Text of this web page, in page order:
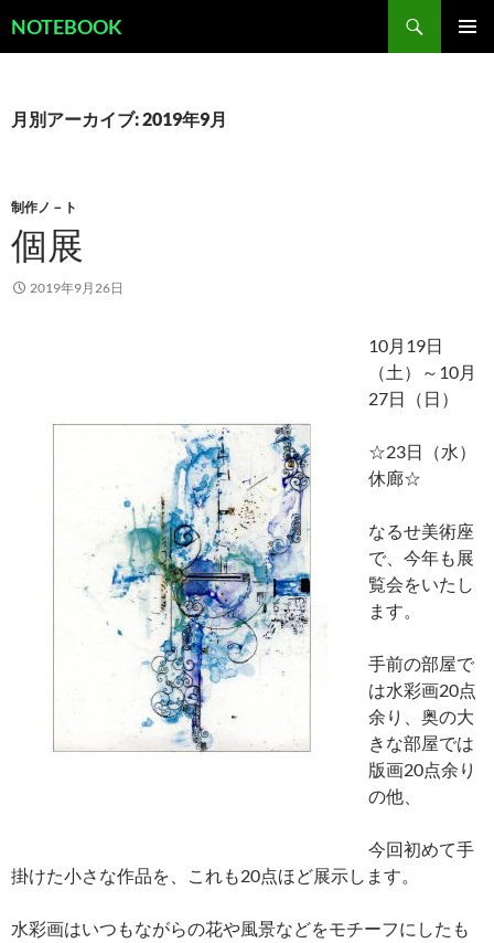
ン
ツ
キ
プ
NOTEBOOK
索
月別アーカイブ: 2019年9月
制作ノ－ト
個展
2019年9月26日
10月19日
（土）～10月
27日（日）
☆23日（水）
休廊☆
なるせ美術座
で、今年も展
覧会をいたし
ます。
手前の部屋で
は水彩画20点
余り、奥の大
きな部屋では
版画20点余り
の他、
今回初めて手
掛けた小さな作品を、これも20点ほど展示します。
水彩画はいつもながらの花や風景などをモチーフにしたも